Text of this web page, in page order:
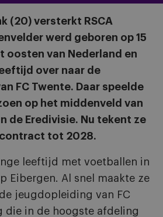
(20) versterkt RSCA
werd geboren op 15
oosten van Nederland en
over naar de
FC Twente. Daar speelde
op het middenveld van
de Eredivisie. Nu tekent ze
tot 2028.
leeftijd met voetballen in
Eibergen. Al snel maakte ze
jeugdopleiding van FC
die in de hoogste afdeling